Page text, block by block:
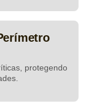
protegendo